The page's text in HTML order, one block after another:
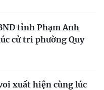
tỉnh Phạm Anh
cử tri phường Quy
xuất hiện cùng lúc